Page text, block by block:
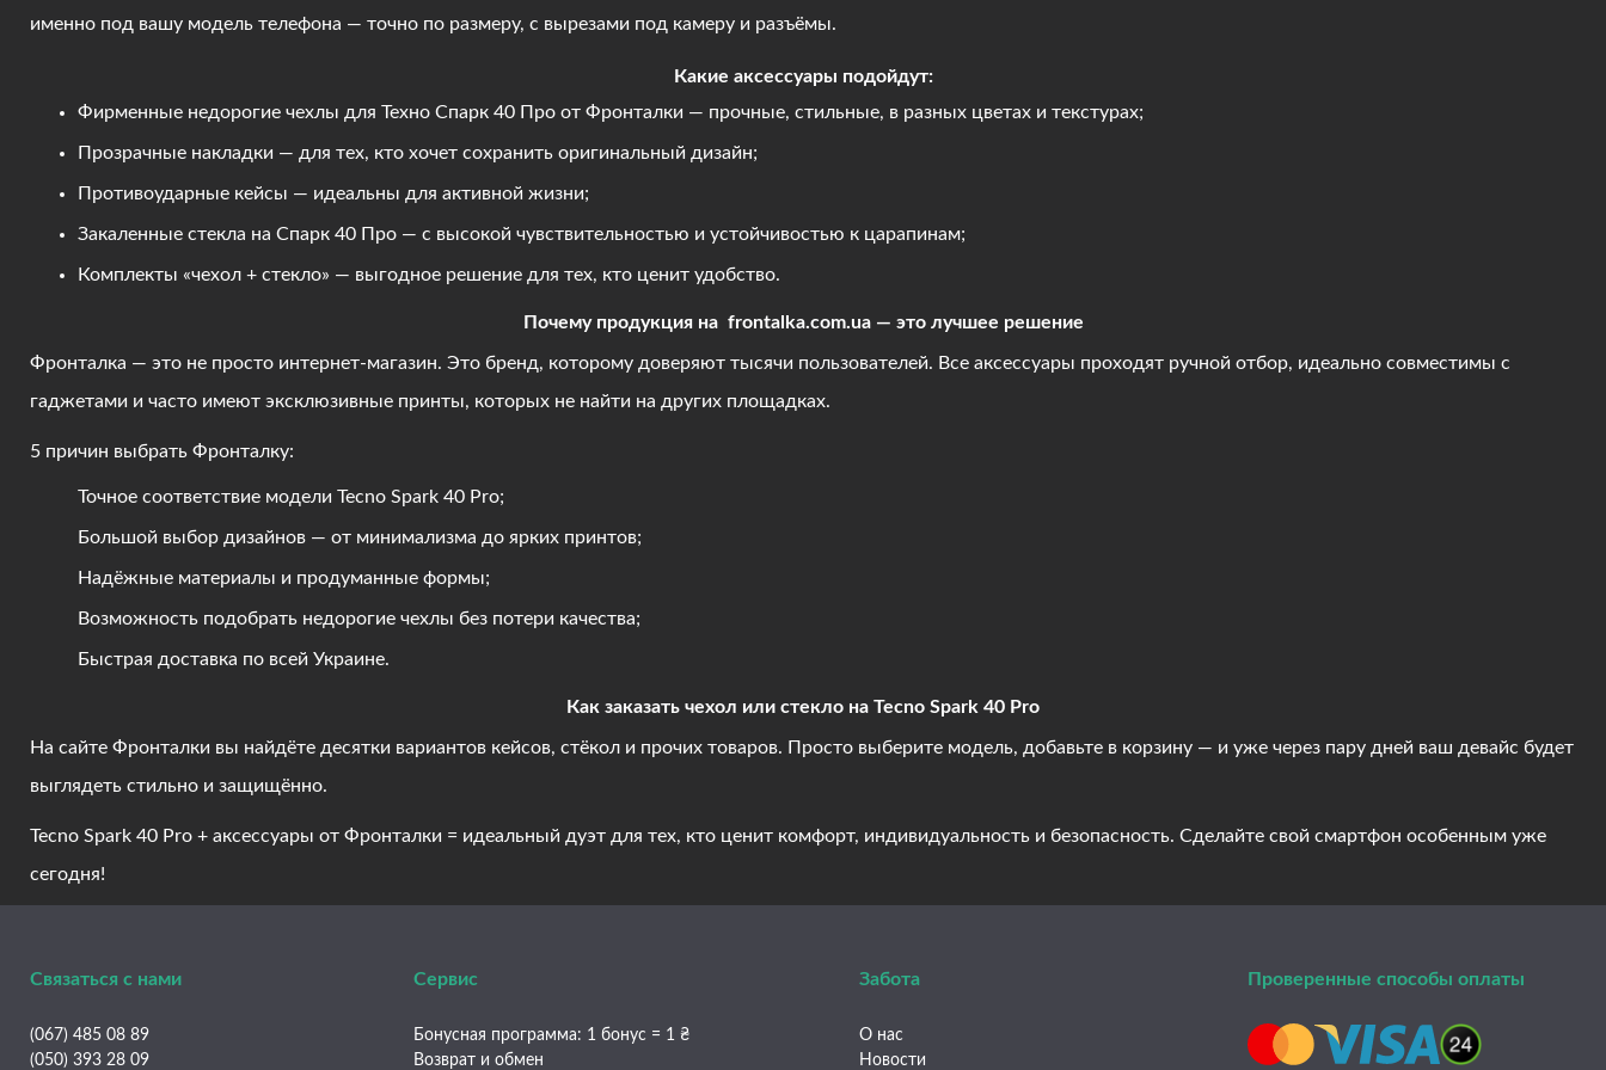
именно под вашу модель телефона — точно по размеру, с вырезами под камеру и разъёмы.
Какие аксессуары подойдут:
Фирменные недорогие чехлы для Техно Спарк 40 Про от Фронталки — прочные, стильные, в разных цветах и текстурах;
Прозрачные накладки — для тех, кто хочет сохранить оригинальный дизайн;
Противоударные кейсы — идеальны для активной жизни;
Закаленные стекла на Спарк 40 Про — с высокой чувствительностью и устойчивостью к царапинам;
Комплекты «чехол + стекло» — выгодное решение для тех, кто ценит удобство.
Почему продукция на frontalka.com.ua — это лучшее решение
Фронталка — это не просто интернет-магазин. Это бренд, которому доверяют тысячи пользователей. Все аксессуары проходят ручной отбор, идеально совместимы с
гаджетами и часто имеют эксклюзивные принты, которых не найти на других площадках.
5 причин выбрать Фронталку:
Точное соответствие модели Tecno Spark 40 Pro;
Большой выбор дизайнов — от минимализма до ярких принтов;
Надёжные материалы и продуманные формы;
Возможность подобрать недорогие чехлы без потери качества;
Быстрая доставка по всей Украине.
Как заказать чехол или стекло на Tecno Spark 40 Pro
На сайте Фронталки вы найдёте десятки вариантов кейсов, стёкол и прочих товаров. Просто выберите модель, добавьте в корзину — и уже через пару дней ваш девайс будет
выглядеть стильно и защищённо.
Tecno Spark 40 Pro + аксессуары от Фронталки = идеальный дуэт для тех, кто ценит комфорт, индивидуальность и безопасность. Сделайте свой смартфон особенным уже
сегодня!
Связаться с нами
(067) 485 08 89
(050) 393 28 09
Сервис
Бонусная программа: 1 бонус = 1 ₴
Возврат и обмен
Забота
О нас
Новости
Проверенные способы оплаты